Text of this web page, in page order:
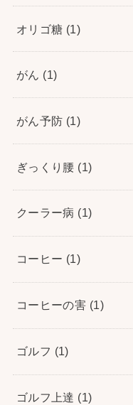
オリゴ糖 (1)
がん (1)
がん予防 (1)
ぎっくり腰 (1)
クーラー病 (1)
コーヒー (1)
コーヒーの害 (1)
ゴルフ (1)
ゴルフ上達 (1)